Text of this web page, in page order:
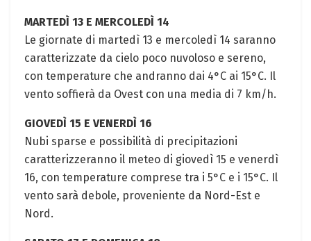
MARTEDÌ 13 E MERCOLEDÌ 14
Le giornate di martedì 13 e mercoledì 14 saranno
caratterizzate da cielo poco nuvoloso e sereno,
con temperature che andranno dai 4°C ai 15°C. Il
vento soffierà da Ovest con una media di 7 km/h.
GIOVEDÌ 15 E VENERDÌ 16
Nubi sparse e possibilità di precipitazioni
caratterizzeranno il meteo di giovedì 15 e venerdì
16, con temperature comprese tra i 5°C e i 15°C. Il
vento sarà debole, proveniente da Nord-Est e
Nord.